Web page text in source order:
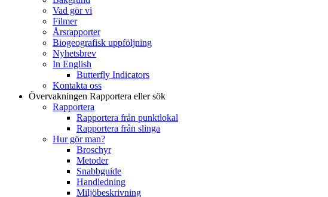
Vad gör vi
Filmer
Årsrapporter
Biogeografisk uppföljning
Nyhetsbrev
In English
Butterfly Indicators
Kontakta oss
Övervakningen Rapportera eller sök
Rapportera
Rapportera från punktlokal
Rapportera från slinga
Hur gör man?
Broschyr
Metoder
Snabbguide
Handledning
Miljöbeskrivning